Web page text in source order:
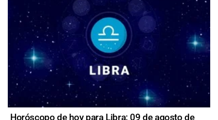
Horóscopo de hoy para Libra: 09 de agosto de